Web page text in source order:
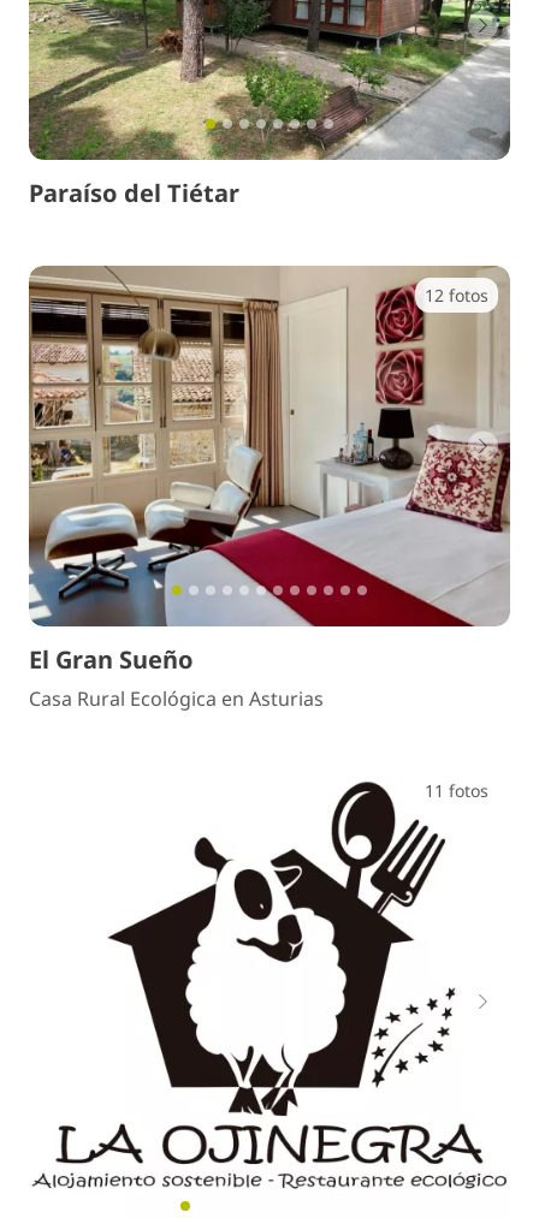
Anterior
Paraíso del Tiétar
Anterior
12 fotos
El Gran Sueño
Casa Rural Ecológica en Asturias
11 fotos